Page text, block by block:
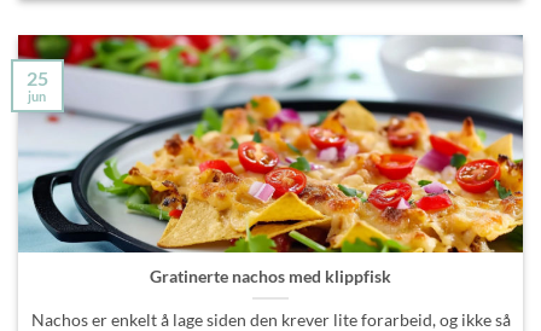
Gratinerte nachos med klippfisk
Nachos er enkelt å lage siden den krever lite forarbeid, og ikke så
25
jun